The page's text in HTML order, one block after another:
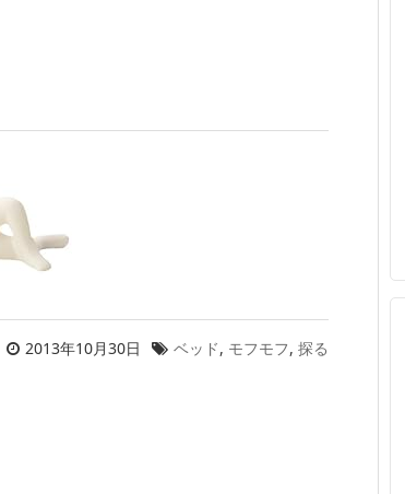
2013年10月30日 ベッド, モフモフ, 探る